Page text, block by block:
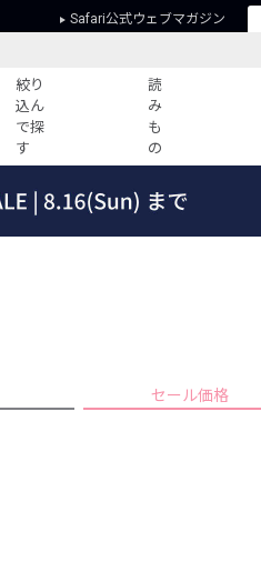
Safari公式ウェブマガジン
絞り
込ん
で探
す
読
み
も
の
プライバシーポリシー
セール価格